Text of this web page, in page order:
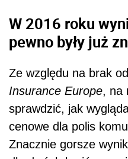
W 2016 roku
pewno były już
Ze względu na brak
Insurance Europe, na
sprawdzić, jak
cenowe dla polis
Znacznie gorsze